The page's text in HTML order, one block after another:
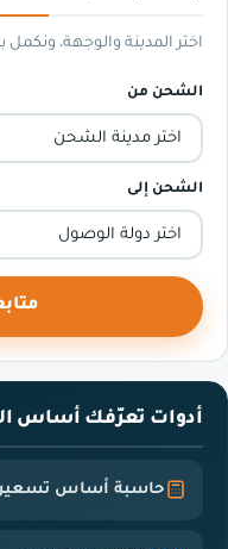
اختر المدينة والوجهة،
الشحن من
الشحن إلى
أدوات تعرّفك أساس
حاسبة أساس